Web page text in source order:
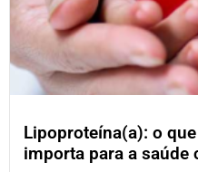
Lipoproteína(a): o
importa para a saúde